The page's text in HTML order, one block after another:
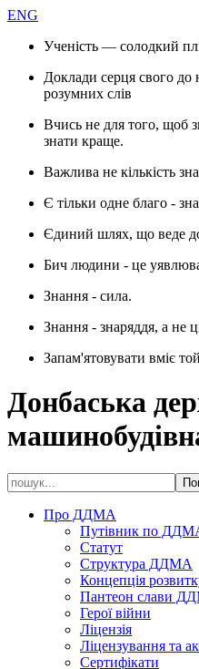
ENG
Ученість — солодкий
Доклади серця свого до
розумних слів
Вчись не для того, щоб
знати краще.
Важлива не кількість
Є тільки одне благо -
Єдиний шлях, що веде до
Бич людини - це
Знання - сила.
Знання - знаряддя, а не
Запам'ятовувати вміє
Донбаська
Про ДДМА
Путівник по
Статут
Структура ДДМА
Концепція
Пантеон слави
Герої війни
Ліцензія
Ліцензування та
Сертифікати